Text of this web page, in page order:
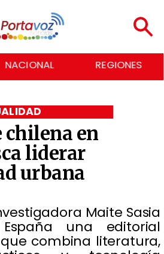
REGIONES ECONOMÍA
chilena en
liderar
urbana
Maite Sasia
una editorial
combina literatura,